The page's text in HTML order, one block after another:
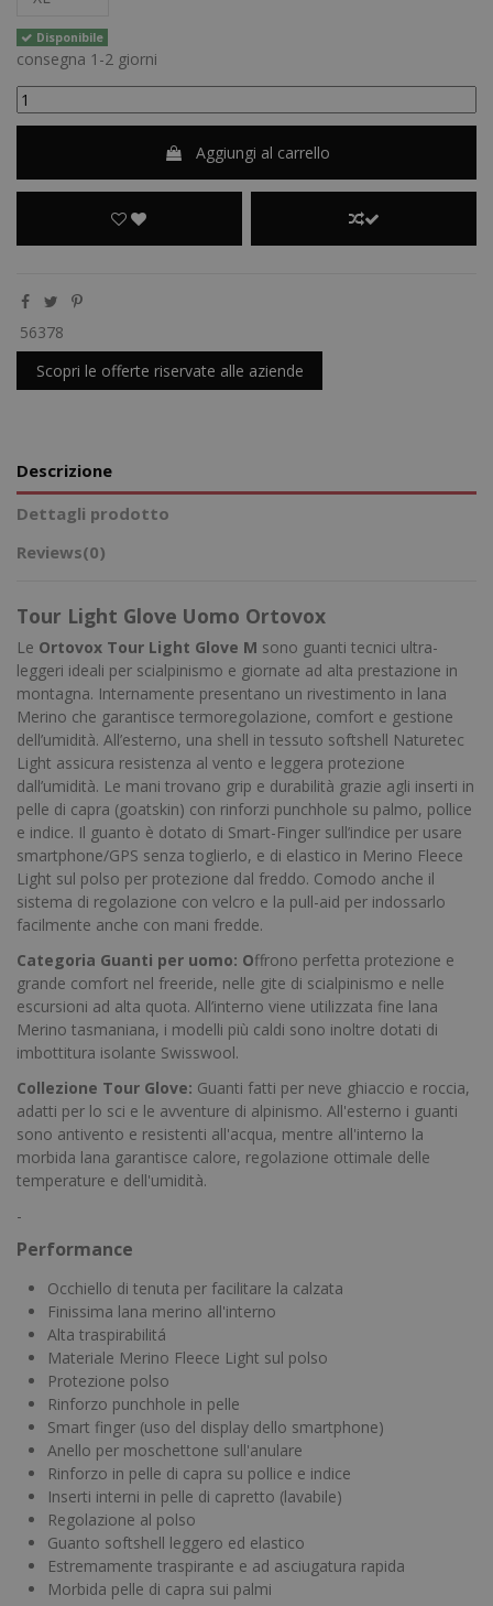
Disponibile
consegna 1-2 giorni
Aggiungi al carrello
56378
Scopri le offerte riservate alle aziende
Descrizione
Dettagli prodotto
Reviews(0)
Tour Light Glove Uomo Ortovox
Le Ortovox Tour Light Glove M sono guanti tecnici ultra-
leggeri ideali per scialpinismo e giornate ad alta prestazione in
montagna. Internamente presentano un rivestimento in lana
Merino che garantisce termoregolazione, comfort e gestione
dell’umidità. All’esterno, una shell in tessuto softshell Naturetec
Light assicura resistenza al vento e leggera protezione
dall’umidità. Le mani trovano grip e durabilità grazie agli inserti in
pelle di capra (goatskin) con rinforzi punchhole su palmo, pollice
e indice. Il guanto è dotato di Smart-Finger sull’indice per usare
smartphone/GPS senza toglierlo, e di elastico in Merino Fleece
Light sul polso per protezione dal freddo. Comodo anche il
sistema di regolazione con velcro e la pull-aid per indossarlo
facilmente anche con mani fredde.
Categoria Guanti per uomo: Offrono perfetta protezione e
grande comfort nel freeride, nelle gite di scialpinismo e nelle
escursioni ad alta quota. All’interno viene utilizzata fine lana
Merino tasmaniana, i modelli più caldi sono inoltre dotati di
imbottitura isolante Swisswool.
Collezione Tour Glove: Guanti fatti per neve ghiaccio e roccia,
adatti per lo sci e le avventure di alpinismo. All'esterno i guanti
sono antivento e resistenti all'acqua, mentre all'interno la
morbida lana garantisce calore, regolazione ottimale delle
temperature e dell'umidità.
-
Performance
Occhiello di tenuta per facilitare la calzata
Finissima lana merino all'interno
Alta traspirabilitá
Materiale Merino Fleece Light sul polso
Protezione polso
Rinforzo punchhole in pelle
Smart finger (uso del display dello smartphone)
Anello per moschettone sull'anulare
Rinforzo in pelle di capra su pollice e indice
Inserti interni in pelle di capretto (lavabile)
Regolazione al polso
Guanto softshell leggero ed elastico
Estremamente traspirante e ad asciugatura rapida
Morbida pelle di capra sui palmi